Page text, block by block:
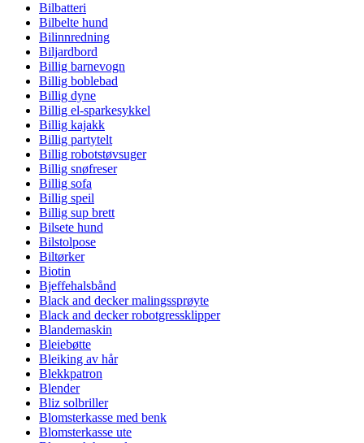
Bilbatteri
Bilbelte hund
Bilinnredning
Biljardbord
Billig barnevogn
Billig boblebad
Billig dyne
Billig el-sparkesykkel
Billig kajakk
Billig partytelt
Billig robotstøvsuger
Billig snøfreser
Billig sofa
Billig speil
Billig sup brett
Bilsete hund
Bilstolpose
Biltørker
Biotin
Bjeffehalsbånd
Black and decker malingssprøyte
Black and decker robotgressklipper
Blandemaskin
Bleiebøtte
Bleiking av hår
Blekkpatron
Blender
Bliz solbriller
Blomsterkasse med benk
Blomsterkasse ute